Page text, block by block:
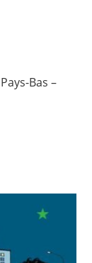
Bas –